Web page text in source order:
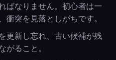
ばなりません。初心者は一
突を見落としがちです。
更新し忘れ、古い候補が残
がること。